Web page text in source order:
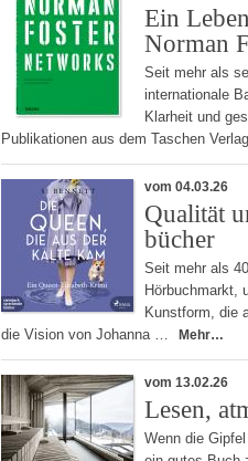
Ein
Norman
Seit mehr als
internationale
Klarheit und
Publikationen aus dem Taschen
vom 04.03.26
Qualität
bücher
Seit mehr als
Hörbuchmarkt,
Kunstform, die
die Vision von Johanna …
Mehr…
vom 13.02.26
Lesen,
Wenn die